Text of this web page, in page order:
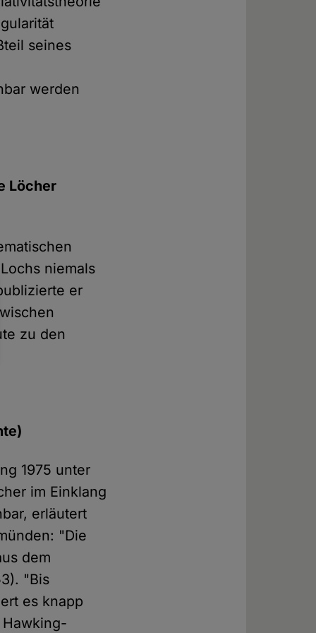
seines
werden
Löcher
niemals
er
zu den
1975 unter
im Einklang
erläutert
"Die
dem
"Bis
es knapp